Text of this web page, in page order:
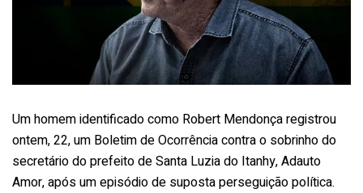
Um homem identificado como Robert Mendonça registrou
ontem, 22, um Boletim de Ocorrência contra o sobrinho do
secretário do prefeito de Santa Luzia do Itanhy, Adauto
Amor, após um episódio de suposta perseguição política.